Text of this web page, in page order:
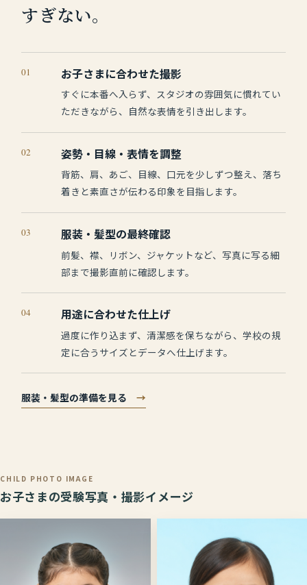
すぎない。
01 お子さまに合わせた撮影
すぐに本番へ入らず、スタジオの雰囲気に慣れてい
ただきながら、自然な表情を引き出します。
02 姿勢・目線・表情を調整
背筋、肩、あご、目線、口元を少しずつ整え、落ち
着きと素直さが伝わる印象を目指します。
03 服装・髪型の最終確認
前髪、襟、リボン、ジャケットなど、写真に写る細
部まで撮影直前に確認します。
04 用途に合わせた仕上げ
過度に作り込まず、清潔感を保ちながら、学校の規
定に合うサイズとデータへ仕上げます。
服装・髪型の準備を見る →
CHILD PHOTO IMAGE
お子さまの受験写真・撮影イメージ